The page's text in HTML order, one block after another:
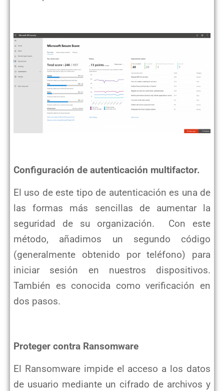
Configuración de autenticación multifactor.
El uso de este tipo de autenticación es una de
las formas más sencillas de aumentar la
seguridad de su organización. Con este
método, añadimos un segundo código
(generalmente obtenido por teléfono) para
iniciar sesión en nuestros dispositivos.
También es conocida como verificación en
dos pasos.
Proteger contra Ransomware
El Ransomware impide el acceso a los datos
de usuario mediante un cifrado de archivos y